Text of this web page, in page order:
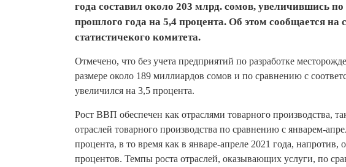
года составил около 203 млрд. сомов, увеличившись
прошлого года на 5,4 процента. Об этом сообщается на
статистичекого комитета.
Отмечено, что без учета предприятий по разработке
размере около 189 миллиардов сомов и по сравнению с
увеличился на 3,5 процента.
Рост ВВП обеспечен как отраслями товарного производства,
отраслей товарного производства по сравнению с январем-
процента, в то время как в январе-апреле 2021 года, напротив,
процентов. Темпы роста отраслей, оказывающих услуги, по